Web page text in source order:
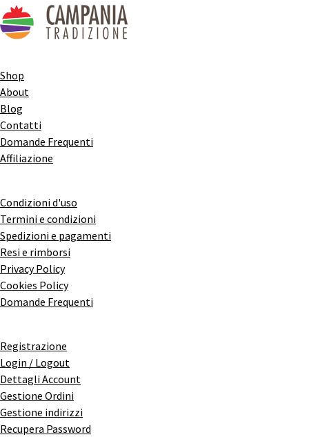
Shop
About
Blog
Contatti
Domande Frequenti
Affiliazione
Condizioni d'uso
Termini e condizioni
Spedizioni e pagamenti
Resi e rimborsi
Privacy Policy
Cookies Policy
Domande Frequenti
Registrazione
Login / Logout
Dettagli Account
Gestione Ordini
Gestione indirizzi
Recupera Password